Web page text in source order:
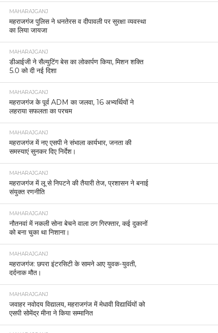
MAHARAJGANJ
महराजगंज पुलिस ने धनतेरस व दीपावली पर सुरक्षा व्यवस्था
का लिया जायजा
MAHARAJGANJ
डीआईजी ने सैल्युटिंग बेस का लोकार्पण किया, मिशन शक्ति
5.0 को दी नई दिशा
MAHARAJGANJ
महराजगंज के पूर्व ADM का जलवा, 16 अभ्यर्थियों ने
लहराया सफलता का परचम
MAHARAJGANJ
महराजगंज में नए एसपी ने संभाला कार्यभार, जनता की
समस्याएं सुनकर दिए निर्देश।
MAHARAJGANJ
महराजगंज में लू से निपटने की तैयारी तेज, प्रशासन ने बनाई
संयुक्त रणनीति
MAHARAJGANJ
नौतनवां में नकली सोना बेचने वाला ठग गिरफ्तार, कई दुकानों
को बना चुका था निशाना।
MAHARAJGANJ
महराजगंज: छपरा इंटरसिटी के सामने आए युवक-युवती,
दर्दनाक मौत।
MAHARAJGANJ
जवाहर नवोदय विद्यालय, महराजगंज में मेधावी विद्यार्थियों को
एसपी सोमेंद्र मीना ने किया सम्मानित